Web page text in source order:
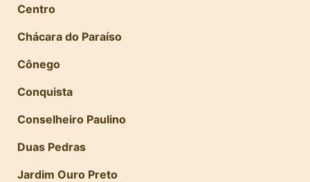
Centro
Chácara do Paraíso
Cônego
Conquista
Conselheiro Paulino
Duas Pedras
Jardim Ouro Preto